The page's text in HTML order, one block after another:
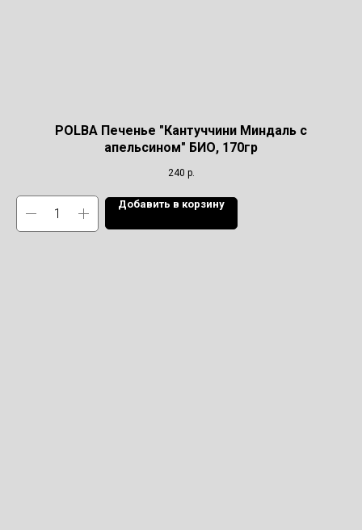
POLBA Печенье "Кантуччини Миндаль с
апельсином" БИО, 170гр
240 р.
Добавить в корзину